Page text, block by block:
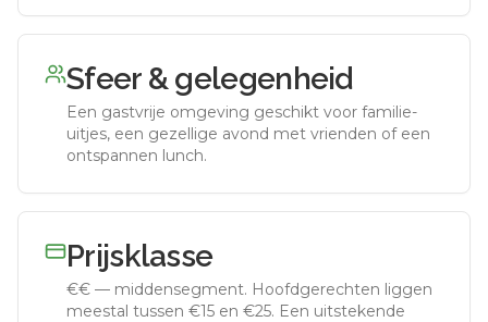
Sfeer & gelegenheid
Een gastvrije omgeving geschikt voor familie-
uitjes, een gezellige avond met vrienden of een
ontspannen lunch.
Prijsklasse
€€ — middensegment. Hoofdgerechten liggen
meestal tussen €15 en €25. Een uitstekende